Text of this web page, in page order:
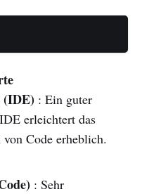
(IDE): Ein guter
erleichtert das
Code erheblich.
: Sehr